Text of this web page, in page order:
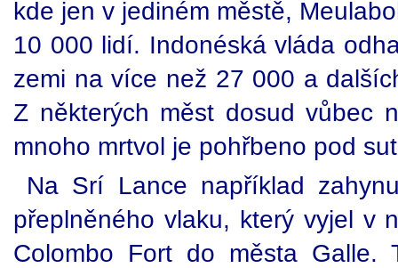
kde jen v jediném městě,
10 000 lidí. Indonéská vláda
zemi na více než 27 000 a
Z některých měst dosud vůbec
mnoho mrtvol je pohřbeno pod
Na Srí Lance například
přeplněného vlaku, který vyjel v
Colombo Fort do města